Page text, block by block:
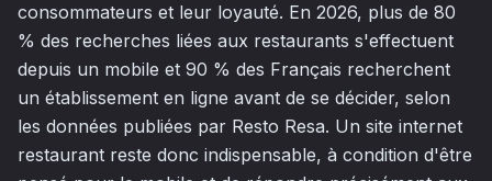
consommateurs et leur loyauté. En 2026, plus de 80
% des recherches liées aux restaurants s'effectuent
depuis un mobile et 90 % des Français recherchent
un établissement en ligne avant de se décider, selon
les données publiées par Resto Resa. Un site internet
restaurant reste donc indispensable, à condition d'être